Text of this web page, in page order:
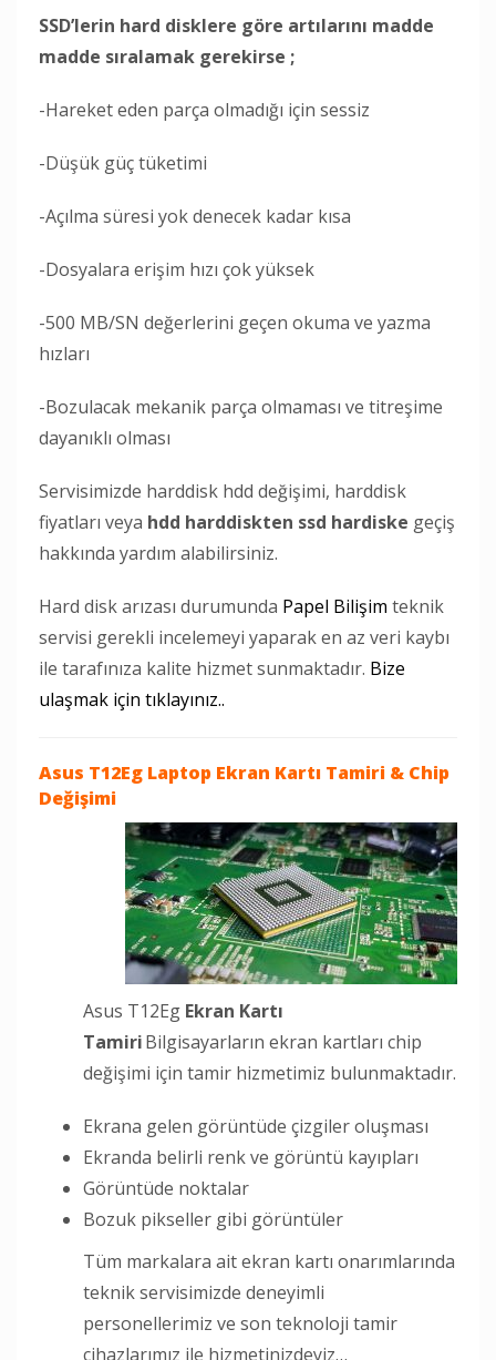
SSD’lerin hard disklere göre artılarını madde
madde sıralamak gerekirse ;
-Hareket eden parça olmadığı için sessiz
-Düşük güç tüketimi
-Açılma süresi yok denecek kadar kısa
-Dosyalara erişim hızı çok yüksek
-500 MB/SN değerlerini geçen okuma ve yazma
hızları
-Bozulacak mekanik parça olmaması ve titreşime
dayanıklı olması
Servisimizde harddisk hdd değişimi, harddisk
fiyatları veya hdd harddiskten ssd hardiske geçiş
hakkında yardım alabilirsiniz.
Hard disk arızası durumunda Papel Bilişim teknik
servisi gerekli incelemeyi yaparak en az veri kaybı
ile tarafınıza kalite hizmet sunmaktadır. Bize
ulaşmak için tıklayınız..
Asus T12Eg Laptop Ekran Kartı Tamiri & Chip
Değişimi
Asus T12Eg Ekran Kartı
TamiriBilgisayarların ekran kartları chip
değişimi için tamir hizmetimiz bulunmaktadır.
Ekrana gelen görüntüde çizgiler oluşması
Ekranda belirli renk ve görüntü kayıpları
Görüntüde noktalar
Bozuk pikseller gibi görüntüler
Tüm markalara ait ekran kartı onarımlarında
teknik servisimizde deneyimli
personellerimiz ve son teknoloji tamir
cihazlarımız ile hizmetinizdeyiz…